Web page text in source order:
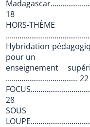
18
HORS-THÈME
Hybridation
pour un
enseignement
..................................... 22
28